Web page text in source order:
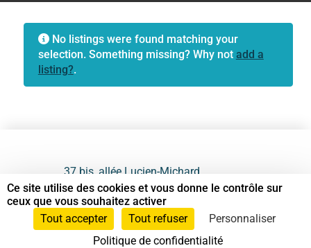
No listings were found matching your
selection. Something missing? Why not add a
listing?.
37 bis, allée Lucien-Michard
93190 Livry-Gargan
06 61 87 28 09
Ce site utilise des cookies et vous donne le contrôle sur
ceux que vous souhaitez activer
Tout accepter
Tout refuser
Personnaliser
Politique de confidentialité